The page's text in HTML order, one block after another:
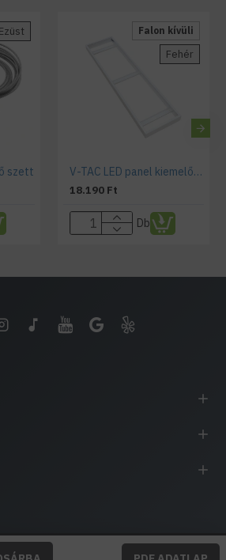
Ezüst
szett
Falon kívüli
Fehér
V-TAC LED panel kiemelő keret 1200x300x55 mm fehér
18.190 Ft
Db
© 1991-2025 Energia Háza